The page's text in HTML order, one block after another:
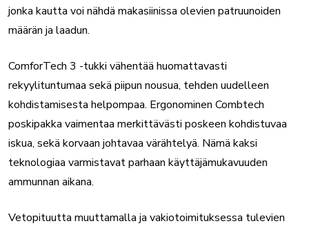
jonka kautta voi nähdä makasiinissa olevien patruunoiden
määrän ja laadun.
ComforTech 3 -tukki vähentää huomattavasti
rekyylituntumaa sekä piipun nousua, tehden uudelleen
kohdistamisesta helpompaa. Ergonominen Combtech
poskipakka vaimentaa merkittävästi poskeen kohdistuvaa
iskua, sekä korvaan johtavaa värähtelyä. Nämä kaksi
teknologiaa varmistavat parhaan käyttäjämukavuuden
ammunnan aikana.
Vetopituutta muuttamalla ja vakiotoimituksessa tulevien